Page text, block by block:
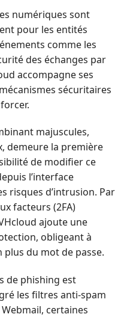
numériques sont
pour les entités
comme les
des échanges par
accompagne ses
sécuritaires
majuscules,
demeure la première
de modifier ce
l’interface
risques d’intrusion. Par
facteurs (2FA)
ajoute une
obligeant à
du mot de passe.
de phishing est
les filtres anti-spam
certaines